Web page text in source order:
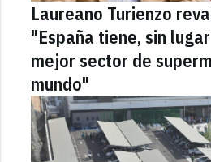
Laureano Turienzo
"España tiene, sin
mejor sector de
mundo"